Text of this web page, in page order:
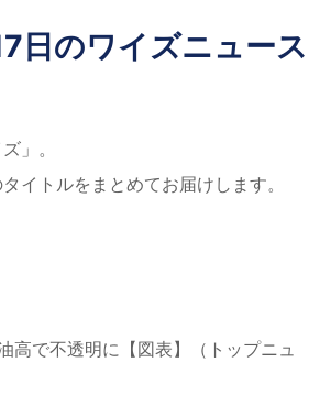
日のワイズニュース
」。
イトルをまとめてお届けします。
高で不透明に【図表】（トップニュ